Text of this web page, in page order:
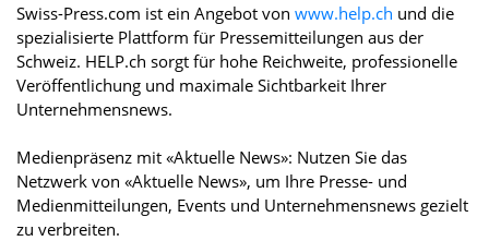
Swiss-Press.com ist ein Angebot von www.help.ch und die
spezialisierte Plattform für Pressemitteilungen aus der
Schweiz. HELP.ch sorgt für hohe Reichweite, professionelle
Veröffentlichung und maximale Sichtbarkeit Ihrer
Unternehmensnews.
Medienpräsenz mit «Aktuelle News»: Nutzen Sie das
Netzwerk von «Aktuelle News», um Ihre Presse- und
Medienmitteilungen, Events und Unternehmensnews gezielt
zu verbreiten.